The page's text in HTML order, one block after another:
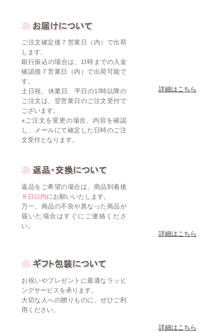
ご注文確定後７営業日（内）で出荷
します。
銀行振込の場合は、13時までの入金
確認後７営業日（内）で出荷可能で
す。
土日祝、休業日、平日の17時以降の
ご注文は、翌営業日のご注文受付で
ございます。
※ご注文を変更の場合、内容を確認
し、メールにて確定した日時のご注
文受付となります。
詳細はこちら
返品をご希望の場合は、商品到着後
８日以内にお願いいたします。
万一、商品の不良や異なった商品が
届いた場合はすぐにご連絡くださ
い。
詳細はこちら
お祝いやプレゼントに最適なラッピ
ングサービスを承ります。
大切な人への贈りものに、ぜひご利
用ください。
詳細はこちら